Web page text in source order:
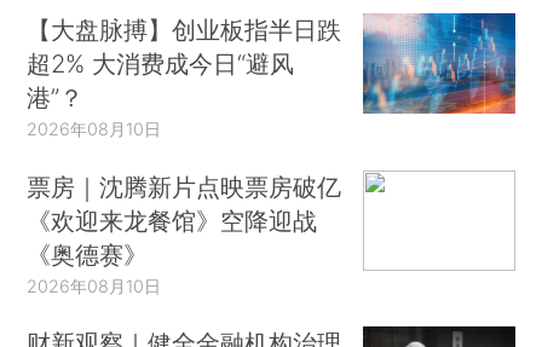
【大盘脉搏】创业板指半日跌
超2% 大消费成今日“避风
港”？
2026年08月10日
票房｜沈腾新片点映票房破亿
《欢迎来龙餐馆》空降迎战
《奥德赛》
2026年08月10日